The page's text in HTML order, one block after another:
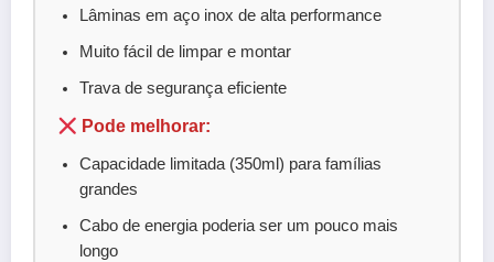
Lâminas em aço inox de alta performance
Muito fácil de limpar e montar
Trava de segurança eficiente
Pode melhorar:
Capacidade limitada (350ml) para famílias
grandes
Cabo de energia poderia ser um pouco mais
longo